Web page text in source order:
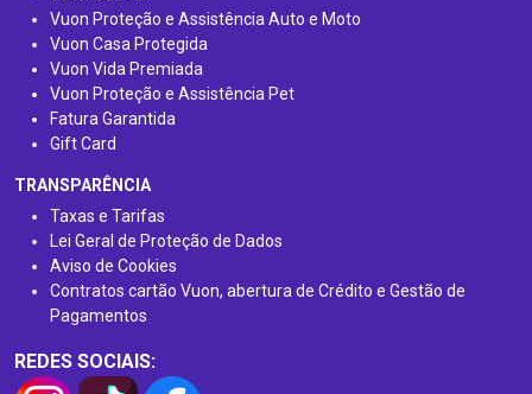
Vuon Proteção e Assistência Auto e Moto
Vuon Casa Protegida
Vuon Vida Premiada
Vuon Proteção e Assistência Pet
Fatura Garantida
Gift Card
TRANSPARÊNCIA
Taxas e Tarifas
Lei Geral de Proteção de Dados
Aviso de Cookies
Contratos cartão Vuon, abertura de Crédito e Gestão de
Pagamentos
REDES SOCIAIS: